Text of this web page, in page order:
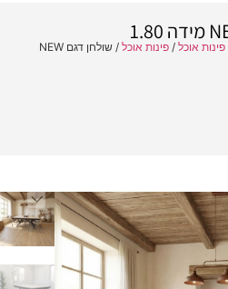
/ פינות אוכל
/ שולחן דגם NEW